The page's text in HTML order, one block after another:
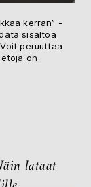
kerran” -
sisältöä
peruuttaa
on
lataat